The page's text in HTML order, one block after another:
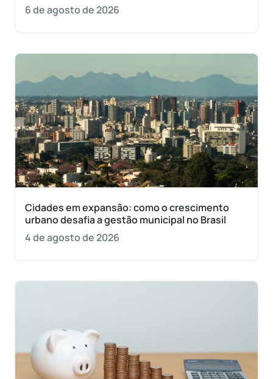
6 de agosto de 2026
Cidades em expansão: como o crescimento
urbano desafia a gestão municipal no Brasil
4 de agosto de 2026